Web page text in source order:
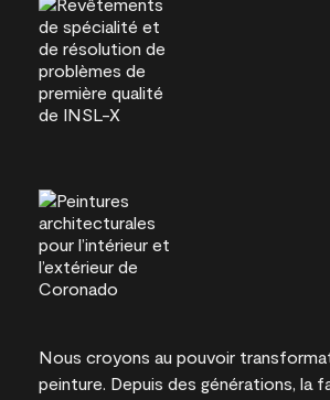
Nous croyons au pouvoir
peinture. Depuis des générations, la